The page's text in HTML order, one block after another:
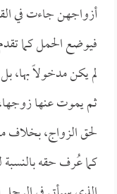
أزواجهن جاءت في
فيوضع الحمل كما
لم يكن مدخولاً بها،
ثم يموت عنها
لحق الزواج، بخلاف
كما عُرف حقه